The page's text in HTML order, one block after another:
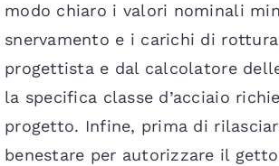
modo chiaro i valori nominali
snervamento e i carichi di
progettista e dal calcolatore
la specifica classe d’acciaio
progetto. Infine, prima di
benestare per autorizzare il